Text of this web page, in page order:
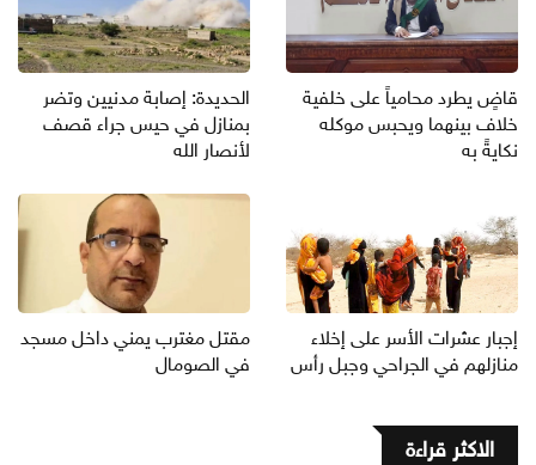
قاضٍ يطرد محامياً على خلفية
خلاف بينهما ويحبس موكله
نكايةً به
الحديدة: إصابة مدنيين وتضر
بمنازل في حيس جراء قصف
لأنصار الله
إجبار عشرات الأسر على إخلاء
منازلهم في الجراحي وجبل رأس
مقتل مغترب يمني داخل مسجد
في الصومال
الاكثر قراءة